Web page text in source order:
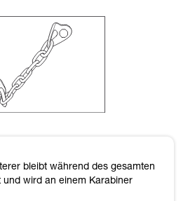
bleibt während des gesamten
und wird an einem Karabiner